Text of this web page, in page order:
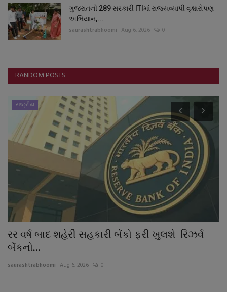
ગુજરાતની 289 સરકારી ITIમાં રાજ્યવ્યાપી વૃક્ષારોપણ
અભિયાન,...
saurashtrabhoomi Aug 6, 2026 0
RANDOM POSTS
રાષ્ટ્રીય
રર વર્ષ બાદ શહેરી સહકારી બેંકો ફરી ખુલશે રિઝર્વ
બેંકનો...
saurashtrabhoomi Aug 6, 2026 0